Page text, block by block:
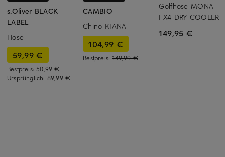
s.Oliver BLACK
LABEL
Hose
59,99 €
Bestpreis: 50,99 €
Ursprünglich: 89,99 €
CAMBIO
Chino KIANA
104,99 €
Bestpreis:149,99 €
Golfhose MONA -
FX4 DRY COOLER®
149,95 €